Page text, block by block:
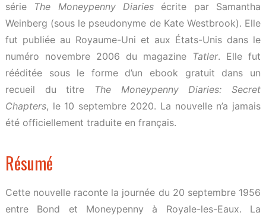
série The Moneypenny Diaries écrite par Samantha
Weinberg (sous le pseudonyme de Kate Westbrook). Elle
fut publiée au Royaume-Uni et aux États-Unis dans le
numéro novembre 2006 du magazine Tatler. Elle fut
rééditée sous le forme d’un ebook gratuit dans un
recueil du titre The Moneypenny Diaries: Secret
Chapters, le 10 septembre 2020. La nouvelle n’a jamais
été officiellement traduite en français.
Résumé
Cette nouvelle raconte la journée du 20 septembre 1956
entre Bond et Moneypenny à Royale-les-Eaux. La